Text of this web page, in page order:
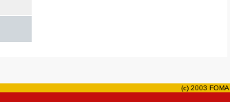
(c) 2003 FOMA